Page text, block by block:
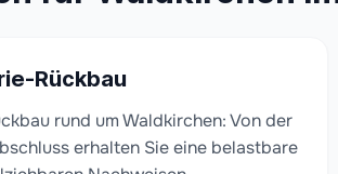
Rückbau
rund um Waldkirchen: Von der
erhalten Sie eine belastbare